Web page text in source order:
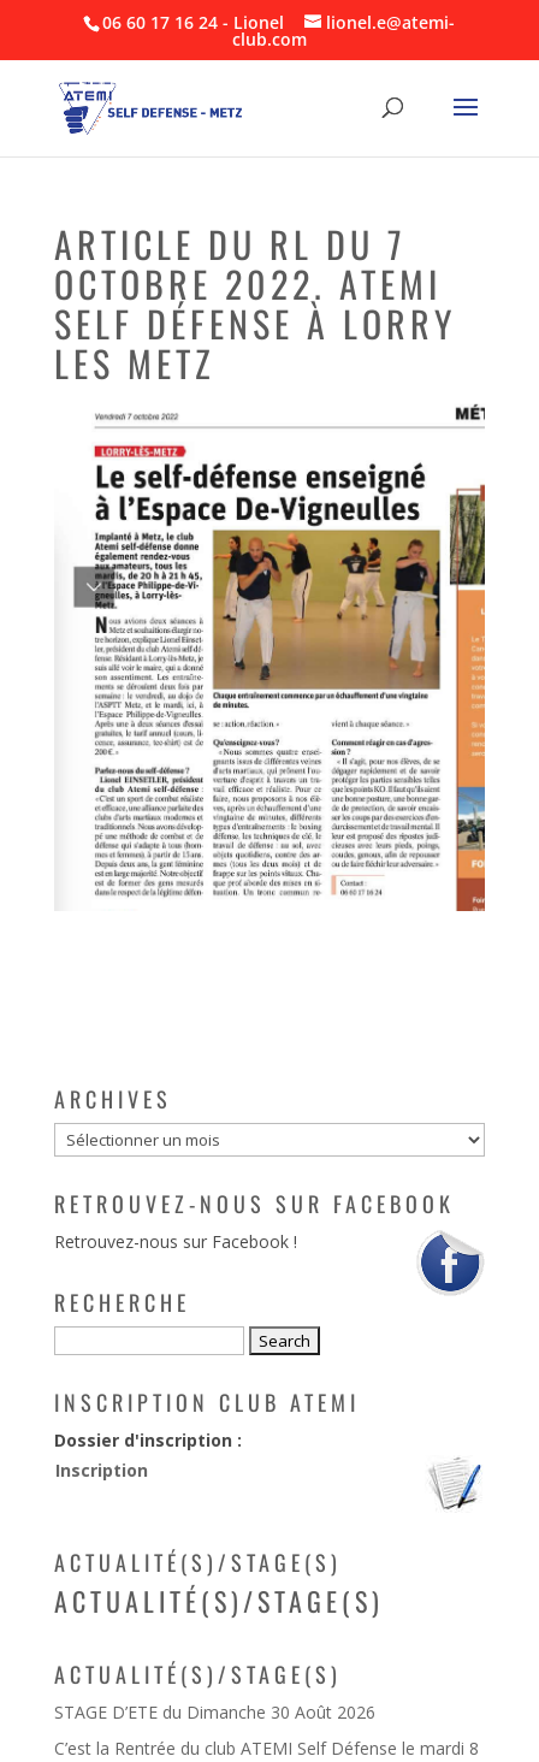
06 60 17 16 24 - Lionel lionel.e@atemi-
club.com
ARTICLE DU RL DU 7
OCTOBRE 2022. ATEMI
SELF DÉFENSE À LORRY
LES METZ
ARCHIVES
Archives
RETROUVEZ-NOUS SUR FACEBOOK
Retrouvez-nous sur Facebook !
RECHERCHE
INSCRIPTION CLUB ATEMI
Dossier d'inscription :
Inscription
ACTUALITÉ(S)/STAGE(S)
ACTUALITÉ(S)/STAGE(S)
ACTUALITÉ(S)/STAGE(S)
STAGE D’ETE du Dimanche 30 Août 2026
C’est la Rentrée du club ATEMI Self Défense le mardi 8